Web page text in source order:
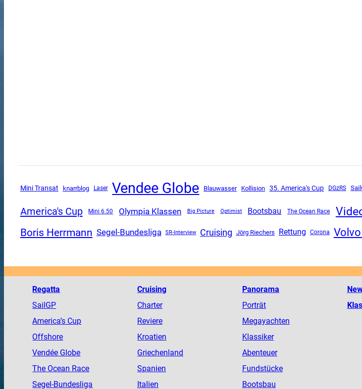
Mini Transat knarrblog Laser Vendee Globe Blauwasser Kollision 35. America's Cup DGzRS
America's Cup Mini 6.50 Olympia Klassen Big Picture Optimist Bootsbau The Ocean Race
Boris Herrmann Segel-Bundesliga SR-Interview Cruising Jörg Riechers Rettung Corona
Regatta
SailGP
America’s Cup
Offshore
Vendée Globe
The Ocean Race
Segel-Bundesliga
Cruising
Charter
Reviere
Kroatien
Griechenland
Spanien
Italien
Panorama
Porträt
Megayachten
Klassiker
Abenteuer
Fundstücke
Bootsbau